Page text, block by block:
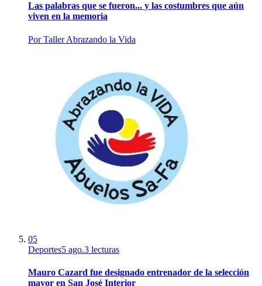
Las palabras que se fueron... y las costumbres que aún
viven en la memoria
PorTaller Abrazando la Vida
05
Deportes5 ago.3 lecturas
Mauro Cazard fue designado entrenador de la selección
mayor en San José Interior